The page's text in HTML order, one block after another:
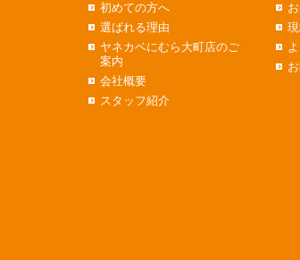
初めての方へ
選ばれる理由
ヤネカベにむら大町店のご
案内
会社概要
スタッフ紹介